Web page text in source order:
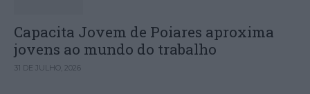
Capacita Jovem de Poiares aproxima
jovens ao mundo do trabalho
31 DE JULHO, 2026